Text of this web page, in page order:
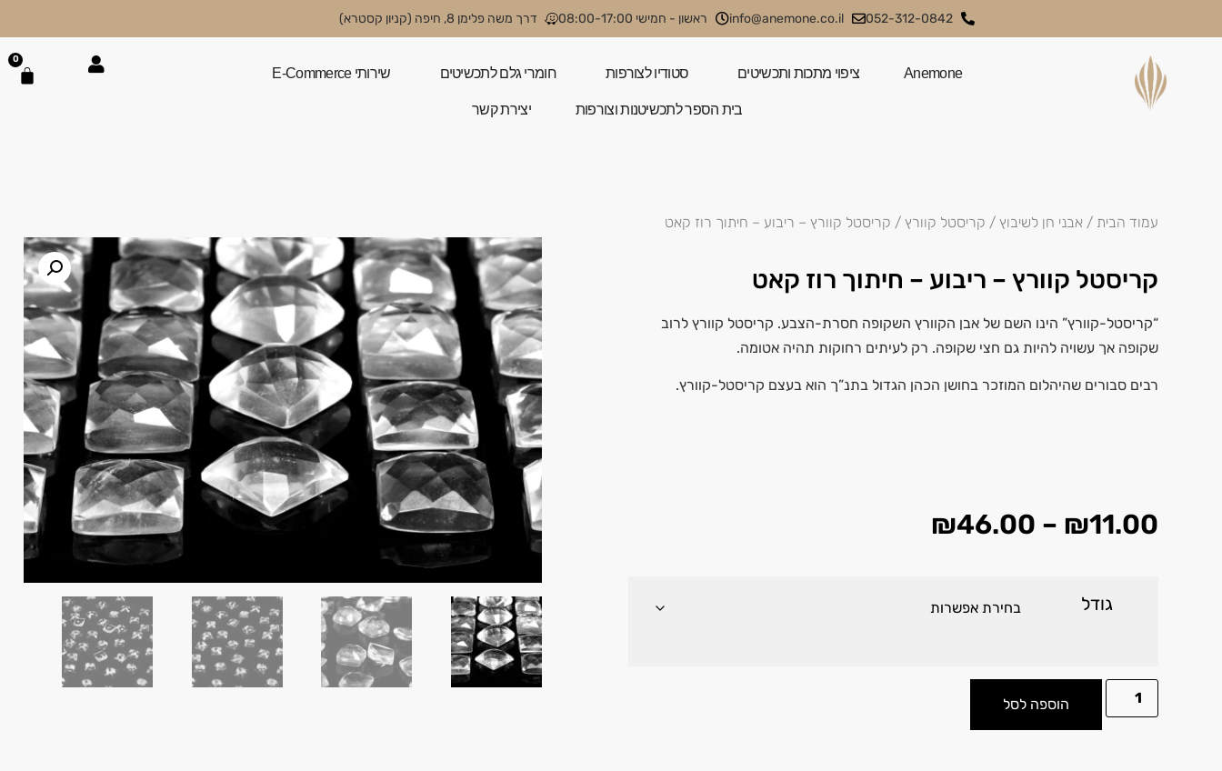
052-312-0842
info@anemone.co.il ראשון - חמישי 08:00-17:00 דרך משה פלימן 8, חיפה (קניון קסטרא)
Anemone ציפוי מתכות ותכשיטים סטודיו לצורפות חומרי גלם לתכשיטים שירותי E-Commerce
בית הספר לתכשיטנות וצורפות יצירת קשר
0
עמוד הבית / אבני חן לשיבוץ / קריסטל קוורץ / קריסטל קוורץ – ריבוע – חיתוך רוז קאט
קריסטל קוורץ – ריבוע – חיתוך רוז קאט
“קריסטל-קוורץ” הינו השם של אבן הקוורץ השקופה חסרת-הצבע. קריסטל קוורץ לרוב
שקופה אך עשויה להיות גם חצי שקופה. רק לעיתים רחוקות תהיה אטומה.
רבים סבורים שהיהלום המוזכר בחושן הכהן הגדול בתנ”ך הוא בעצם קריסטל-קוורץ.
₪11.00
–
₪46.00
גודל
הוספה לסל